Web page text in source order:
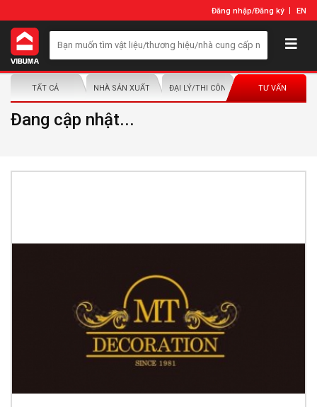
Đăng nhập/Đăng ký EN
TẤT CẢ NHÀ SẢN XUẤT/NHÀ PHÂN PHỐIĐẠI LÝ/THI CÔNG LẮP ĐẶTTƯ VẤN
Đang cập nhật...